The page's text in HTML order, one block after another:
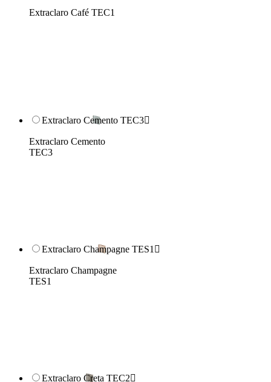
Extraclaro Café TEC1
Extraclaro Cemento TEC3
Extraclaro Cemento
TEC3
Extraclaro Champagne TES1 
Extraclaro Champagne
TES1
Extraclaro Creta TEC2